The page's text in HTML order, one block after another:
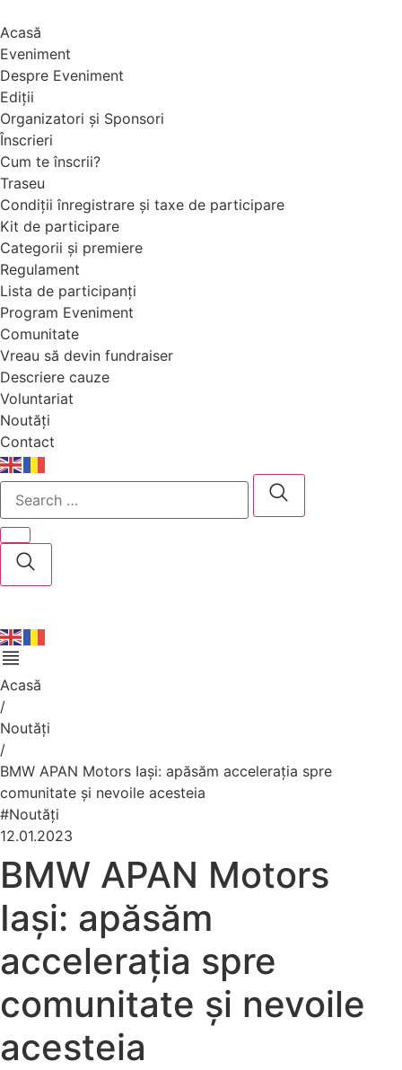
la
conținut
Acasă
Eveniment
Despre Eveniment
Ediții
Organizatori și Sponsori
Înscrieri
Cum te înscrii?
Traseu
Condiții înregistrare și taxe de participare
Kit de participare
Categorii și premiere
Regulament
Lista de participanți
Program Eveniment
Comunitate
Vreau să devin fundraiser
Descriere cauze
Voluntariat
Noutăți
Contact
Search
Acasă
/
Noutăți
/
BMW APAN Motors Iași: apăsăm accelerația spre
comunitate și nevoile acesteia
#Noutăți
12.01.2023
BMW APAN Motors
Iași: apăsăm
accelerația spre
comunitate și nevoile
acesteia